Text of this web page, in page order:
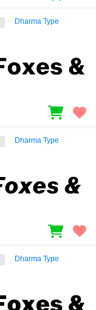
Dharma Type
Dharma Type
Dharma Type